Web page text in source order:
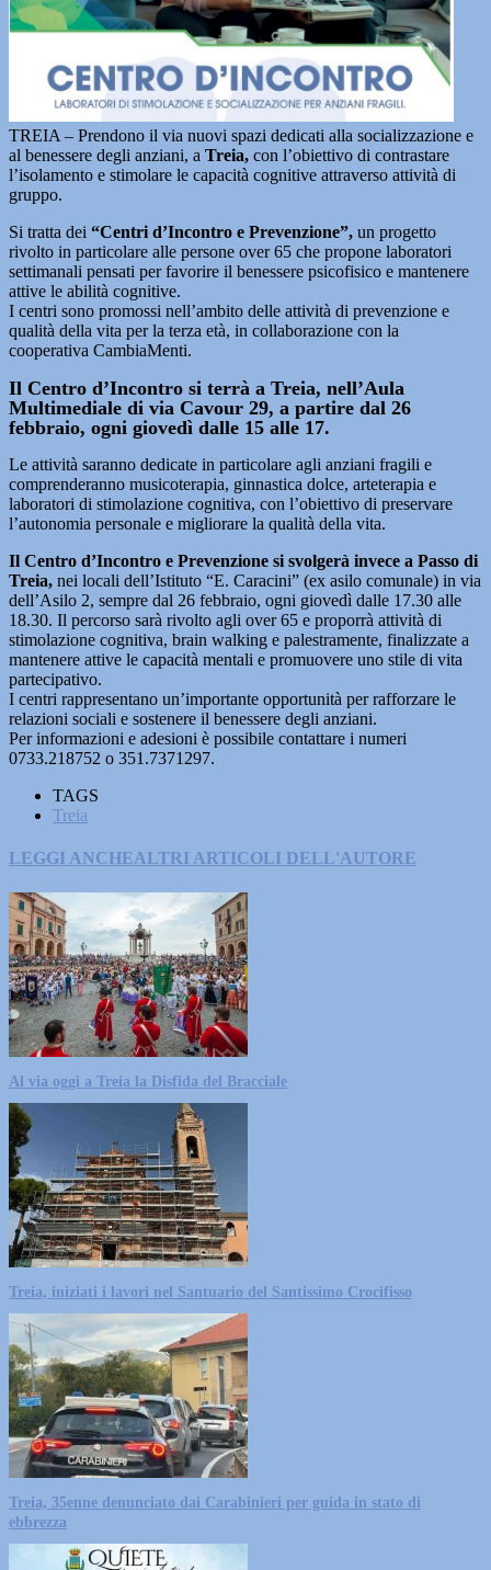
TREIA – Prendono il via nuovi spazi dedicati alla socializzazione e
al benessere degli anziani, a Treia, con l’obiettivo di contrastare
l’isolamento e stimolare le capacità cognitive attraverso attività di
gruppo.
Si tratta dei “Centri d’Incontro e Prevenzione”, un progetto
rivolto in particolare alle persone over 65 che propone laboratori
settimanali pensati per favorire il benessere psicofisico e mantenere
attive le abilità cognitive.
I centri sono promossi nell’ambito delle attività di prevenzione e
qualità della vita per la terza età, in collaborazione con la
cooperativa CambiaMenti.
Il Centro d’Incontro si terrà a Treia, nell’Aula
Multimediale di via Cavour 29, a partire dal 26
febbraio, ogni giovedì dalle 15 alle 17.
Le attività saranno dedicate in particolare agli anziani fragili e
comprenderanno musicoterapia, ginnastica dolce, arteterapia e
laboratori di stimolazione cognitiva, con l’obiettivo di preservare
l’autonomia personale e migliorare la qualità della vita.
Il Centro d’Incontro e Prevenzione si svolgerà invece a Passo di
Treia, nei locali dell’Istituto “E. Caracini” (ex asilo comunale) in via
dell’Asilo 2, sempre dal 26 febbraio, ogni giovedì dalle 17.30 alle
18.30. Il percorso sarà rivolto agli over 65 e proporrà attività di
stimolazione cognitiva, brain walking e palestramente, finalizzate a
mantenere attive le capacità mentali e promuovere uno stile di vita
partecipativo.
I centri rappresentano un’importante opportunità per rafforzare le
relazioni sociali e sostenere il benessere degli anziani.
Per informazioni e adesioni è possibile contattare i numeri
0733.218752 o 351.7371297.
TAGS
Treia
LEGGI ANCHEALTRI ARTICOLI DELL'AUTORE
Al via oggi a Treia la Disfida del Bracciale
Treia, iniziati i lavori nel Santuario del Santissimo Crocifisso
Treia, 35enne denunciato dai Carabinieri per guida in stato di
ebbrezza